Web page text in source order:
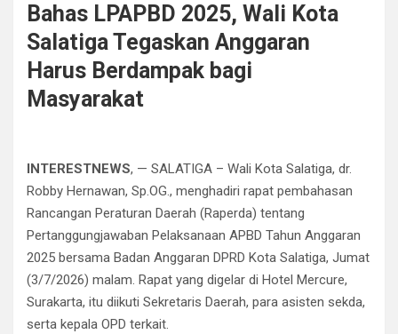
Bahas LPAPBD 2025, Wali Kota
Salatiga Tegaskan Anggaran
Harus Berdampak bagi
Masyarakat
INTERESTNEWS, — SALATIGA – Wali Kota Salatiga, dr.
Robby Hernawan, Sp.OG., menghadiri rapat pembahasan
Rancangan Peraturan Daerah (Raperda) tentang
Pertanggungjawaban Pelaksanaan APBD Tahun Anggaran
2025 bersama Badan Anggaran DPRD Kota Salatiga, Jumat
(3/7/2026) malam. Rapat yang digelar di Hotel Mercure,
Surakarta, itu diikuti Sekretaris Daerah, para asisten sekda,
serta kepala OPD terkait.